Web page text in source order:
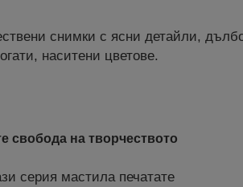
снимки с ясни детайли,
наситени цветове.
свобода на творчеството
серия мастила печатате